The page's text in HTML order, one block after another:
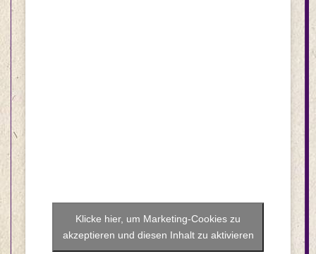
Klicke hier, um Marketing-Cookies zu
akzeptieren und diesen Inhalt zu aktivieren